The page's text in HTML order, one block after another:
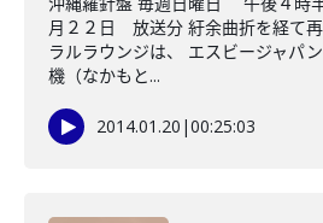
月２２日 放送分 紆余曲折を経て
ラルラウンジは、 エスビージャパ
機（なかもと...
2014.01.20 |00:25:03